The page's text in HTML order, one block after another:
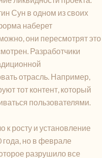
Сун в одном из своих
наберет
они пересмотрят это
Разработчики
отрасль. Например,
тот контент, который
пользователями.
к росту и установление
но в феврале
разрушило все